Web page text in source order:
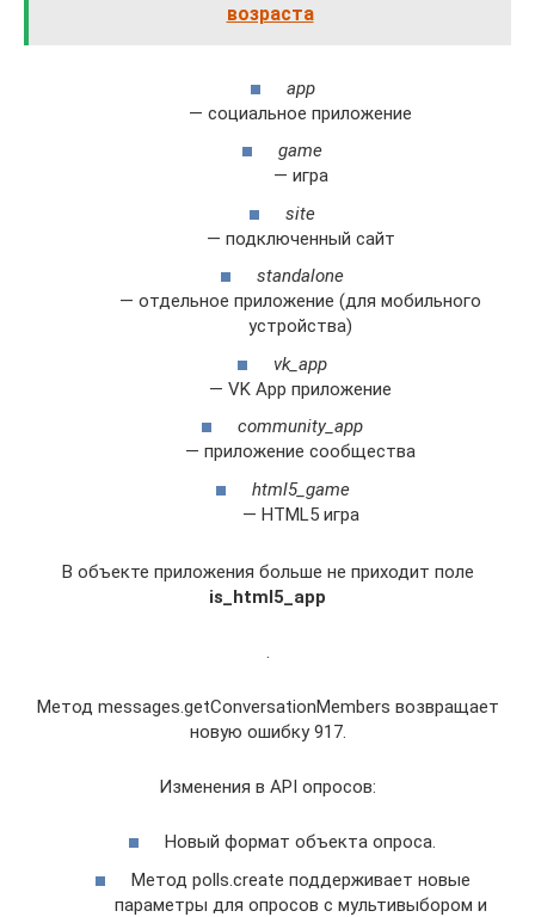
возраста
app
— социальное приложение
game
— игра
site
— подключенный сайт
standalone
— отдельное приложение (для мобильного
устройства)
vk_app
— VK App приложение
community_app
— приложение сообщества
html5_game
— HTML5 игра
В объекте приложения больше не приходит поле
is_html5_app
Метод messages.getConversationMembers возвращает
новую ошибку 917.
Изменения в API опросов:
Новый формат объекта опроса.
Метод polls.create поддерживает новые
параметры для опросов с мультивыбором и